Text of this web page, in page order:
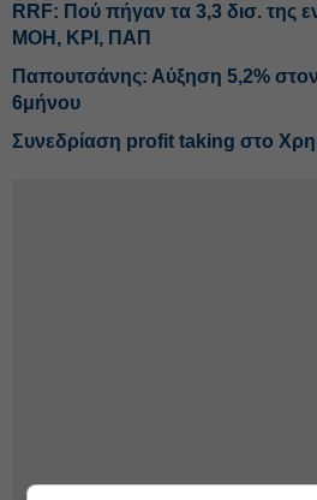
RRF: Πού πήγαν τα 3,3 δισ. της
ΜΟΗ, ΚΡΙ, ΠΑΠ
Παπουτσάνης: Αύξηση 5,2%
6μήνου
Συνεδρίαση profit taking στο